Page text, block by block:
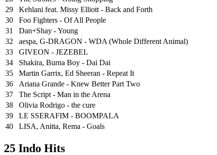
29
Kehlani feat. Missy Elliott - Back and Forth
30
Foo Fighters - Of All People
31
Dan+Shay - Young
32
aespa, G-DRAGON - WDA (Whole Different Animal)
33
GIVEON - JEZEBEL
34
Shakira, Burna Boy - Dai Dai
35
Martin Garrix, Ed Sheeran - Repeat It
36
Ariana Grande - Knew Better Part Two
37
The Script - Man in the Arena
38
Olivia Rodrigo - the cure
39
LE SSERAFIM - BOOMPALA
40
LISA, Anitta, Rema - Goals
25 Indo Hits